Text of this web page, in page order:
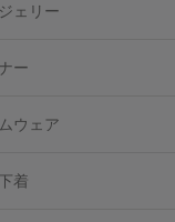
ェリー
ー
ウェア
着